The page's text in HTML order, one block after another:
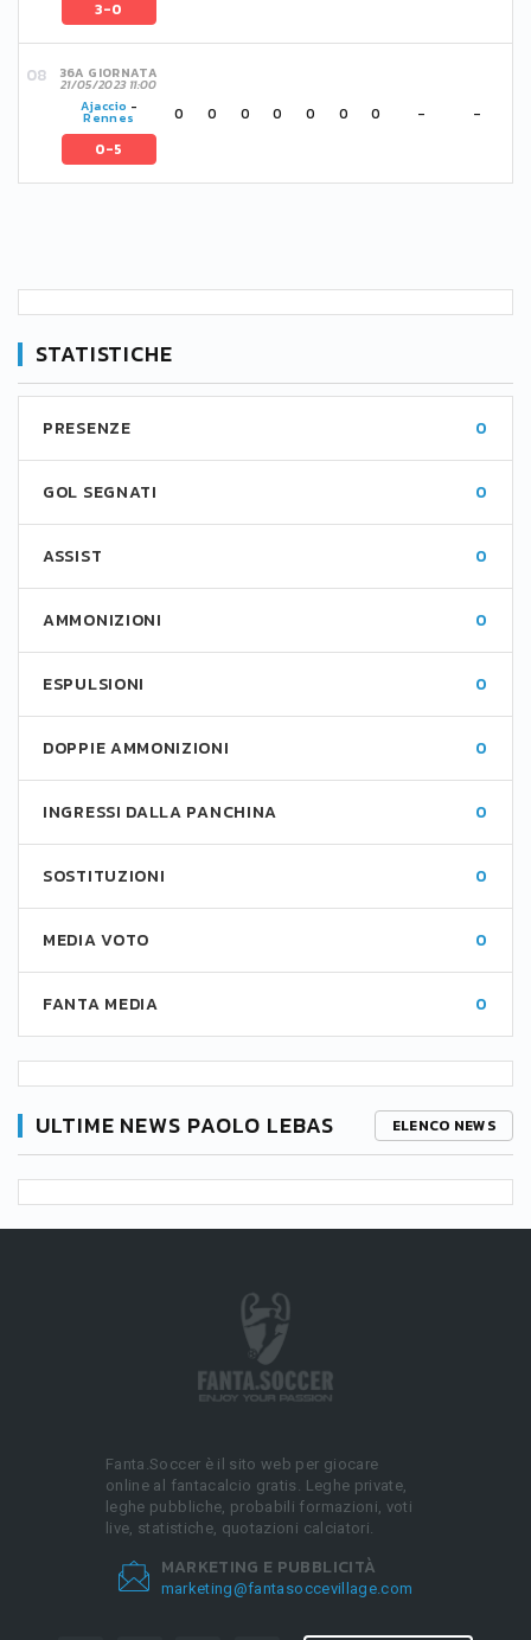
3-0
36A GIORNATA
21/05/2023 11:00
Ajaccio -
Rennes
0-5
0 0 0 0 0 0 0 - -
STATISTICHE
PRESENZE 0
GOL SEGNATI 0
ASSIST 0
AMMONIZIONI 0
ESPULSIONI 0
DOPPIE AMMONIZIONI 0
INGRESSI DALLA PANCHINA 0
SOSTITUZIONI 0
MEDIA VOTO 0
FANTA MEDIA 0
ULTIME NEWS PAOLO LEBAS ELENCO NEWS
Fanta.Soccer è il sito web per giocare
online al fantacalcio gratis. Leghe private,
leghe pubbliche, probabili formazioni, voti
live, statistiche, quotazioni calciatori.
MARKETING E PUBBLICITÀ
marketing@fantasoccevillage.com